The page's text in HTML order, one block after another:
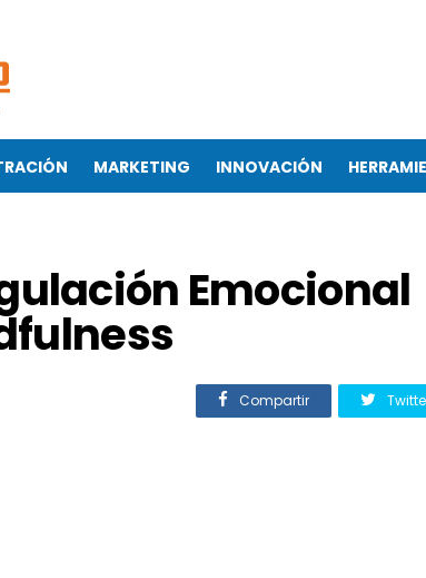
MARKETING INNOVACIÓN
Emocional
Compartir